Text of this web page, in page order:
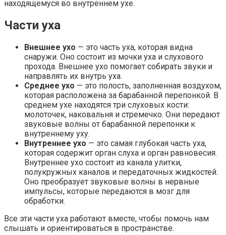
находящемуся во внутреннем ухе.
Части уха
Внешнее ухо — это часть уха, которая видна
снаружи. Оно состоит из мочки уха и слухового
прохода. Внешнее ухо помогает собирать звуки и
направлять их внутрь уха.
Среднее ухо — это полость, заполненная воздухом,
которая расположена за барабанной перепонкой. В
среднем ухе находятся три слуховых кости:
молоточек, наковальня и стремечко. Они передают
звуковые волны от барабанной перепонки к
внутреннему уху.
Внутреннее ухо — это самая глубокая часть уха,
которая содержит орган слуха и орган равновесия.
Внутреннее ухо состоит из канала улитки,
полукружных каналов и передаточных жидкостей.
Оно преобразует звуковые волны в нервные
импульсы, которые передаются в мозг для
обработки.
Все эти части уха работают вместе, чтобы помочь нам
слышать и ориентироваться в пространстве.